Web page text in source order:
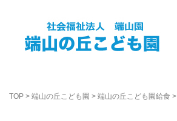
TOP > 端山の丘こども園 > 端山の丘こども園給食 >